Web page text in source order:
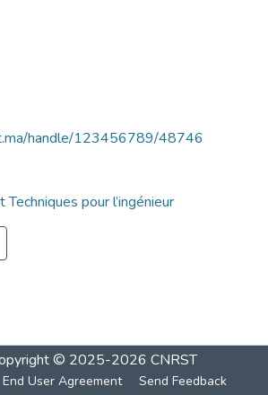
handle/123456789/48746
pour l’ingénieur
© 2025-2026 CNRST
End User Agreement Send Feedback